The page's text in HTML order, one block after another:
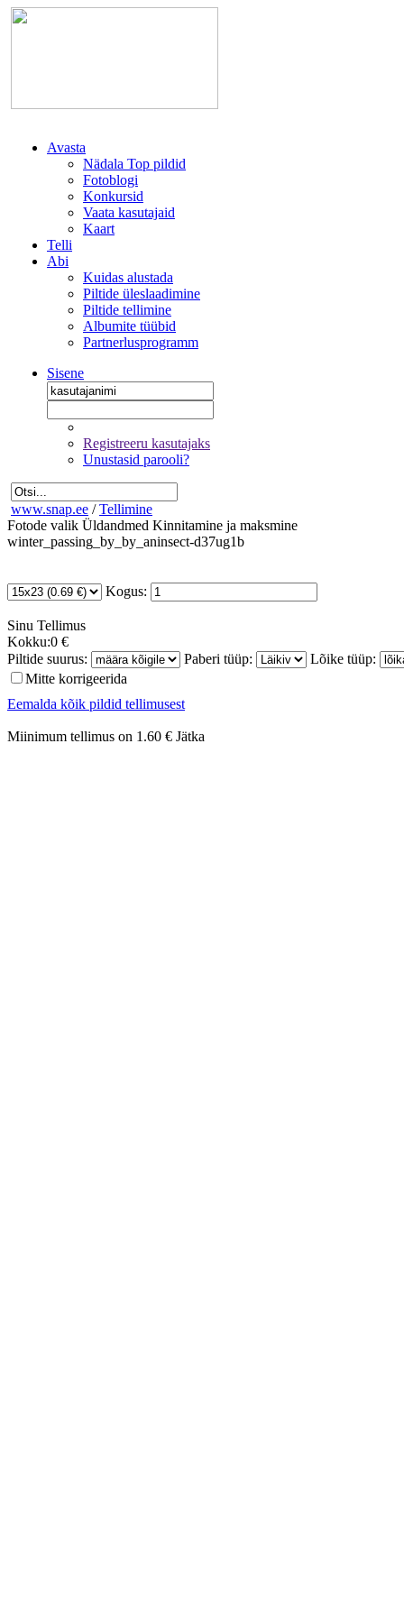
Avasta
Nädala Top pildid
Fotoblogi
Konkursid
Vaata kasutajaid
Kaart
Telli
Abi
Kuidas alustada
Piltide üleslaadimine
Piltide tellimine
Albumite tüübid
Partnerlusprogramm
Sisene
Registreeru kasutajaks
Unustasid parooli?
www.snap.ee / Tellimine
Fotode valik Üldandmed Kinnitamine ja maksmine
winter_passing_by_by_aninsect-d37ug1b
Kogus:
Sinu Tellimus
Kokku:0 €
Piltide suurus:
Paberi tüüp:
Lõike tüüp:
Mitte korrigeerida
Eemalda kõik pildid tellimusest
Miinimum tellimus on 1.60 € Jätka